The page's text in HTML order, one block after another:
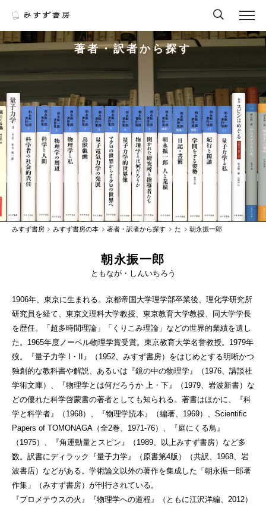
著者・訳者から探す
みすず書房 みすず書房の本 著者・訳者から探す た 朝永振一郎
朝永振一郎
ともなが・しんいちろう
1906年、東京に生まれる。京都帝国大学理学部卒業後、理化学研究所
研究員を経て、東京文理科大学教授、東京教育大学教授、同大学学長
を歴任。「超多時間理論」「くりこみ理論」などの世界的業績を遺し
た。1965年度ノーベル物理学賞受賞。東京教育大学名誉教授。1979年
歿。『量子力学 I・II』（1952、みすず書房）をはじめとする明晰かつ
独創的な教科書や解説、あるいは『鏡の中の物理学』（1976、講談社
学術文庫）、『物理学とは何だろうか 上・下』（1979、岩波新書）な
どの優れた科学啓蒙書の著者としても知られる。著書はほかに、『科
学と科学者』（1968）、『物理学読本』（編著、1969）、Scientific
Papers of TOMONAGA（全2巻、1971-76）、『庭にくる鳥』
（1975）、『角運動量とスピン』（1989、以上みすず書房）など多
数。訳書にディラック『量子力学』（原書第4版）（共訳、1968、岩
波書店）などがある。学術論文以外の著作を集成した「朝永振一郎著
作集」（みすず書房）が刊行されている。
『プロメテウスの火』『物理学への道程』（ともに江沢洋編、2012）